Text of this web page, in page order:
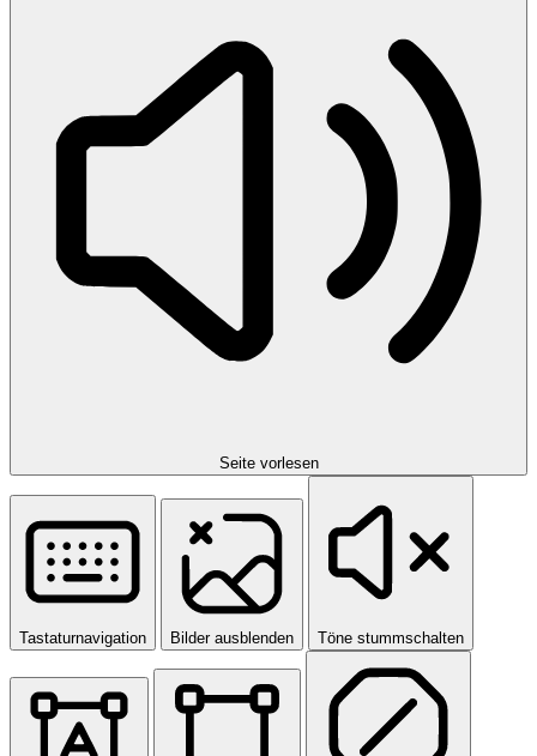
Seite vorlesen
Tastaturnavigation Bilder ausblenden Töne stummschalten